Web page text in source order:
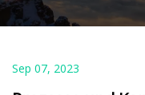
Sep 07, 2023